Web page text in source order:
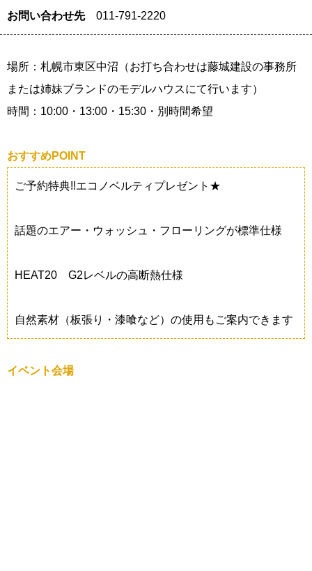
お問い合わせ先
011-791-2220
場所：札幌市東区中沼（お打ち合わせは藤城建設の事務所
または姉妹ブランドのモデルハウスにて行います）
時間：10:00・13:00・15:30・別時間希望
おすすめPOINT
ご予約特典!!エコノベルティプレゼント★
話題のエアー・ウォッシュ・フローリングが標準仕様
HEAT20 G2レベルの高断熱仕様
自然素材（板張り・漆喰など）の使用もご案内できます
イベント会場